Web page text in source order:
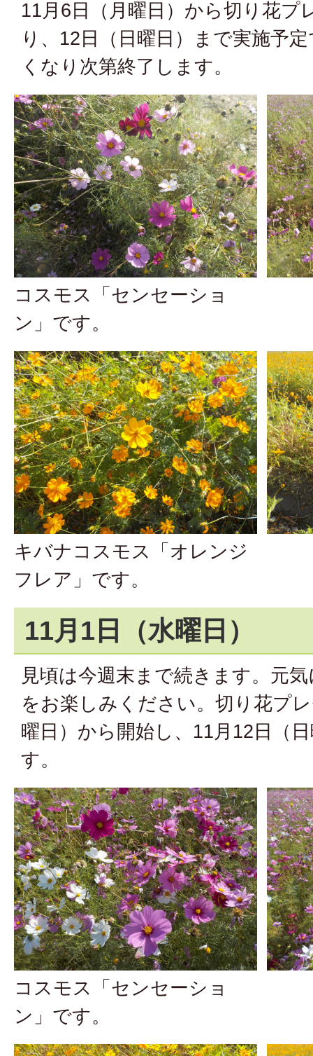
11月6日（月曜日）から切り花プ
り、12日（日曜日）まで実施予
くなり次第終了します。
コスモス「センセーショ
ン」です。
キバナコスモス「オレンジ
フレア」です。
11月1日（水曜日）
見頃は今週末まで続きます。元
をお楽しみください。切り花プ
曜日）から開始し、11月12日（
す。
コスモス「センセーショ
ン」です。